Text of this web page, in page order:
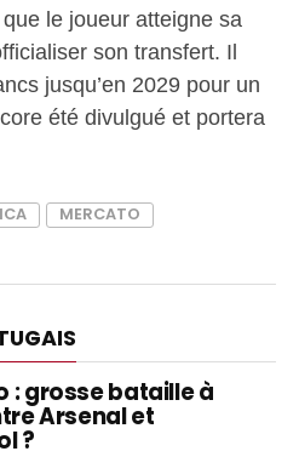
le joueur atteigne sa
son transfert. Il
jusqu’en 2029 pour un
été divulgué et portera
MERCATO
: grosse bataille à
Arsenal et
?